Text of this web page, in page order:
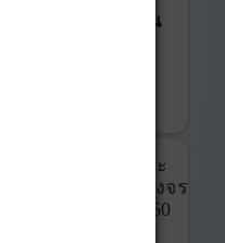
ติดตามการลงทุน
และ
ที่ครบวงจร
360